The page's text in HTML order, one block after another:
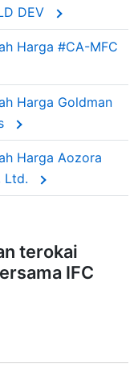
DEV
Harga #CA-MFC
Harga Goldman
Harga Aozora
Ltd.
terokai
IFC